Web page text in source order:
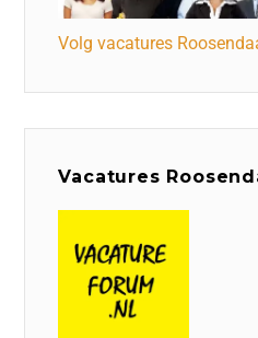
Volg vacatures
Vacatures